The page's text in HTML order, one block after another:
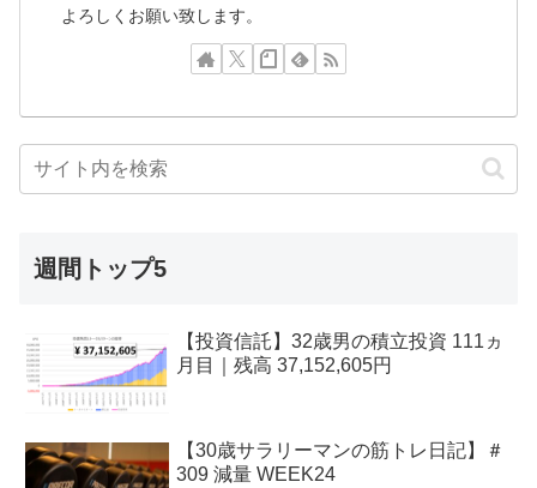
よろしくお願い致します。
週間トップ5
【投資信託】32歳男の積立投資 111ヵ
月目｜残高 37,152,605円
【30歳サラリーマンの筋トレ日記】＃
309 減量 WEEK24